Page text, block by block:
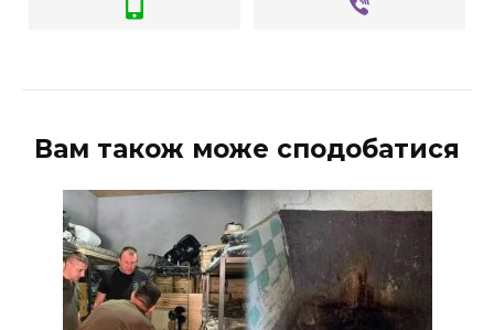
Вам також може сподобатися